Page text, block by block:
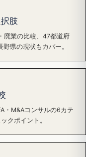
肢
廃業の比較、47都道府
県の現状もカバー。
・M&Aコンサルの6カテ
クポイント。